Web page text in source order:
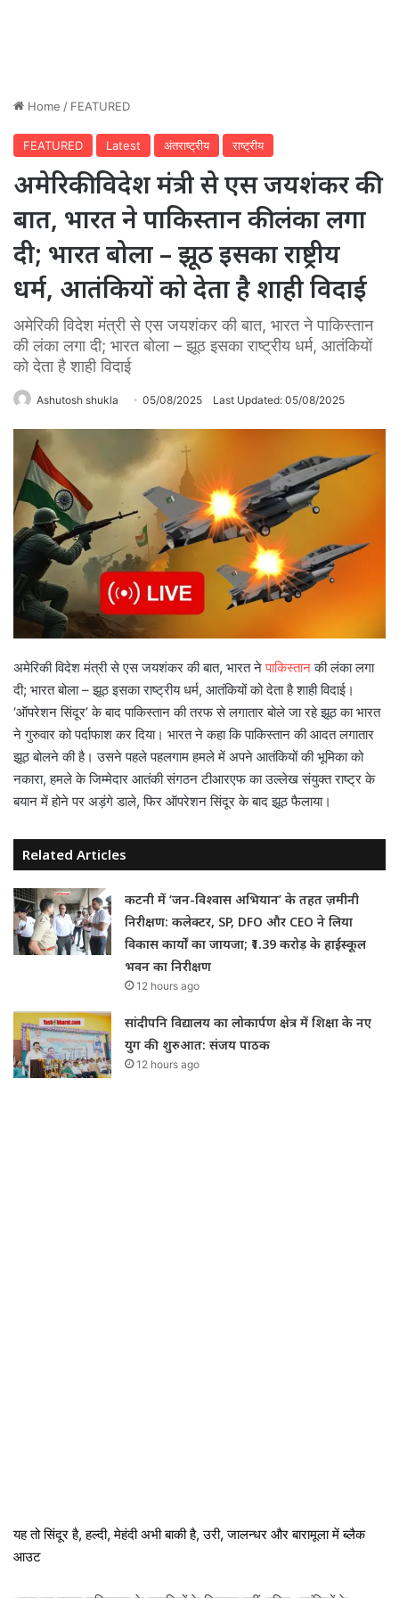
Home / FEATURED
FEATURED Latest अंतराष्ट्रीय राष्ट्रीय
अमेरि‍की वि‍देश मंत्री से एस जयशंकर की
बात, भारत ने पाकि‍स्‍तान की लंका लगा
दी; भारत बोला – झूठ इसका राष्ट्रीय
धर्म, आतंकियों को देता है शाही विदाई
अमेरि‍की वि‍देश मंत्री से एस जयशंकर की बात, भारत ने पाकि‍स्‍तान
की लंका लगा दी; भारत बोला – झूठ इसका राष्ट्रीय धर्म, आतंकियों
को देता है शाही विदाई
Ashutosh shukla 05/08/2025 Last Updated: 05/08/2025
अमेरि‍की वि‍देश मंत्री से एस जयशंकर की बात, भारत नेपाकि‍स्‍तानकी लंका लगा
दी; भारत बोला – झूठ इसका राष्ट्रीय धर्म, आतंकियों को देता है शाही विदाई।
‘ऑपरेशन सिंदूर’ के बाद पाकिस्तान की तरफ से लगातार बोले जा रहे झूठ का भारत
ने गुरुवार को पर्दाफाश कर दिया। भारत ने कहा कि पाकिस्तान की आदत लगातार
झूठ बोलने की है। उसने पहले पहलगाम हमले में अपने आतंकियों की भूमिका को
नकारा, हमले के जिम्मेदार आतंकी संगठन टीआरएफ का उल्लेख संयुक्त राष्ट्र के
बयान में होने पर अड़ंगे डाले, फिर ऑपरेशन सिंदूर के बाद झूठ फैलाया।
Related Articles
कटनी में ‘जन-विश्वास अभियान’ के तहत ज़मीनी
निरीक्षण: कलेक्टर, SP, DFO और CEO ने लिया
विकास कार्यों का जायजा; ₹1.39 करोड़ के हाईस्कूल
भवन का निरीक्षण
12 hours ago
सांदीपनि विद्यालय का लोकार्पण क्षेत्र में शिक्षा के नए
युग की शुरुआत: संजय पाठक
12 hours ago
यह तो सिंदूर है, हल्दी, मेहंदी अभी बाकी है, उरी, जालन्धर और बारामूला में ब्लैक
आउट